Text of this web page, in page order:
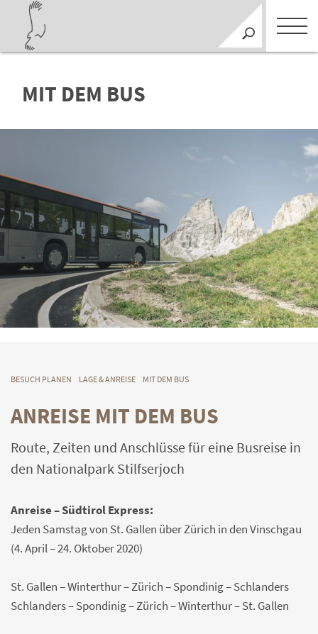
MIT DEM BUS
BESUCH PLANEN LAGE & ANREISE MIT DEM BUS
ANREISE MIT DEM BUS
Route, Zeiten und Anschlüsse für eine Busreise in
den Nationalpark Stilfserjoch
Anreise – Südtirol Express:
Jeden Samstag von St. Gallen über Zürich in den Vinschgau
(4. April – 24. Oktober 2020)
St. Gallen – Winterthur – Zürich – Spondinig – Schlanders
Schlanders – Spondinig – Zürich – Winterthur – St. Gallen